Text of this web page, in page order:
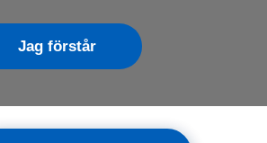
Jag förstår